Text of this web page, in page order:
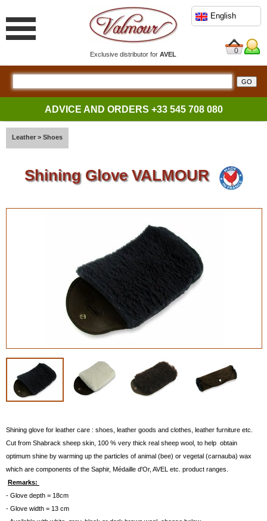
Exclusive distributor forAVEL
English
0
ADVICE AND ORDERS +33 545 708 080
Leather > Shoes
Shining Glove VALMOUR
Shining glove for leather care : shoes, leather goods and clothes, leather furniture etc.
Cut from Shabrack sheep skin, 100 % very thick real sheep wool, to help obtain
optimum shine by warming up the particles of animal (bee) or vegetal (carnauba) wax
which are components of the Saphir, Médaille d'Or, AVEL etc. product ranges.
Remarks:
- Glove depth = 18cm
- Glove width = 13 cm